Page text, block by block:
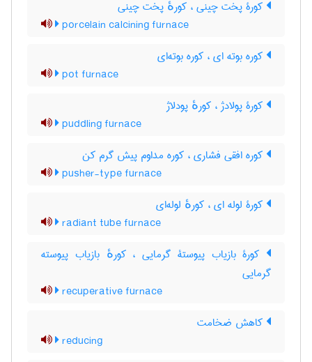
کورۀ پخت چینی ، کورهٔ پخت چینی
porcelain calcining furnace
کوره بوته ای ، کوره بوته‌ای
pot furnace
کورۀ پولادژ ، کورهٔ پودلاژ
puddling furnace
کوره افقی فشاری ، کوره مداوم پیش گرم کن
pusher-type furnace
کورۀ لوله ای ، کورهٔ لوله‌ای
radiant tube furnace
کورۀ بازیاب پیوستۀ گرمایی ، کورهٔ بازیاب پیوسته
گرمایی
recuperative furnace
کاهش ضخامت
reducing